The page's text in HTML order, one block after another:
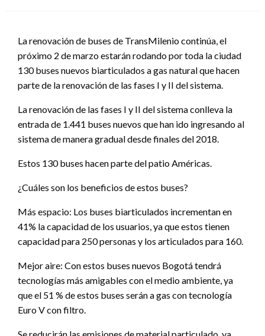
La renovación de buses de TransMilenio continúa, el
próximo 2 de marzo estarán rodando por toda la ciudad
130 buses nuevos biarticulados a gas natural que hacen
parte de la renovación de las fases I y II del sistema.
La renovación de las fases I y II del sistema conlleva la
entrada de 1.441 buses nuevos que han ido ingresando al
sistema de manera gradual desde finales del 2018.
Estos 130 buses hacen parte del patio Américas.
¿Cuáles son los beneficios de estos buses?
Más espacio: Los buses biarticulados incrementan en
41% la capacidad de los usuarios, ya que estos tienen
capacidad para 250 personas y los articulados para 160.
Mejor aire: Con estos buses nuevos Bogotá tendrá
tecnologías más amigables con el medio ambiente, ya
que el 51 % de estos buses serán a gas con tecnología
Euro V con filtro.